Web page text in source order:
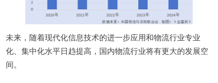
未来，随着现代化信息技术的进一步应用和物流行业专业
化、集中化水平日趋提高，国内物流行业将有更大的发展空
间。